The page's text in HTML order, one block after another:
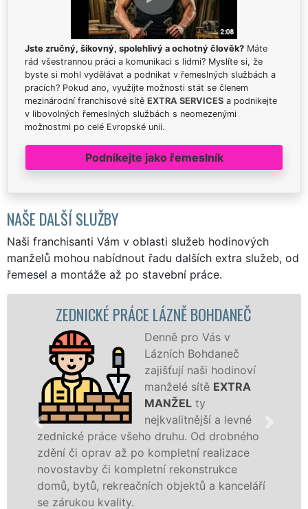
Jste zručný, šikovný, spolehlivý a ochotný člověk? Máte
rád všestrannou práci a komunikaci s lidmi? Myslíte si, že
byste si mohl vydělávat a podnikat v řemeslných službách a
pracích? Pokud ano, využijte možnosti stát se členem
mezinárodní franchisové sítě EXTRA SERVICES a podnikejte
v libovolných řemeslných službách s neomezenými
možnostmi po celé Evropské unii.
Podnikejte jako řemeslník
NAŠE DALŠÍ SLUŽBY
Naši franchisanti Vám v oblasti služeb hodinových
manželů mohou nabídnout řadu dalších extra služeb, od
řemesel a montáže až po stavební práce.
ZEDNICKÉ PRÁCE LÁZNĚ BOHDANEČ
Denně pro Vás v
Lázních Bohdaneč
zajišťují naši hodinoví
manželé sítěEXTRA
MANŽELty
nejkvalitnější a levné
zednické práce všeho druhu. Od drobného
zdění či oprav až po kompletní realizace
novostavby či kompletní rekonstrukce
domů, bytů, rekreačních objektů a kanceláří
se zárukou kvality.